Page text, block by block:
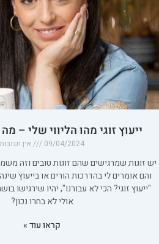
ייעוץ זוגי מהו הליווי שלי –
09/04/2024 אין תגובות
יש זוגות שמרגישים שהם זוגות טובים וזה
והם אומרים לי בהדרכות הורים או בייעוץ
"ייעוץ זוגי? הכי לא עבורנו", יהיו שירגישו
אולי לא בחרו נכון?
קראו עוד »